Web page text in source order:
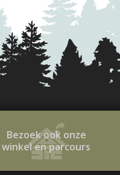
Bezoek ook onze
winkel en parcours